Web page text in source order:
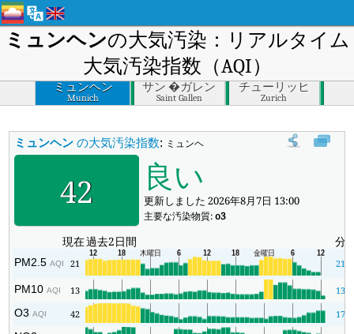
ミュンヘンの大気汚染：リアルタイム
大気汚染指数（AQI）
ミュンヘン
Munich
サン �ガレン
Saint Gallen
チューリッヒ
Zurich
ミュンヘン の大気汚染指数: ミュンヘンのリアルタイム大気汚染指数（
42 良い
更新しました 2026年8月7日 13:00
主要な汚染物質:o3
現在過去2日間 分
PM2.5AQI 21 21
PM10AQI 13 13
O3AQI 42 17